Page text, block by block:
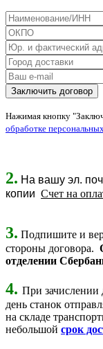
Нажимая кнопку
обработке
2. На вашу эл.
копии Счет на
3. Подпишите и
стороны договора.
отделении
4. При зачислении
день станок
на складе
небольшой срок